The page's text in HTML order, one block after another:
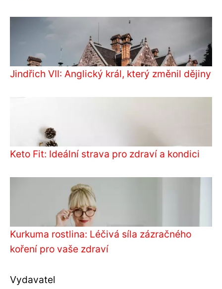
Jindřich VII: Anglický král, který změnil dějiny
Keto Fit: Ideální strava pro zdraví a kondici
Kurkuma rostlina: Léčivá síla zázračného
koření pro vaše zdraví
Vydavatel